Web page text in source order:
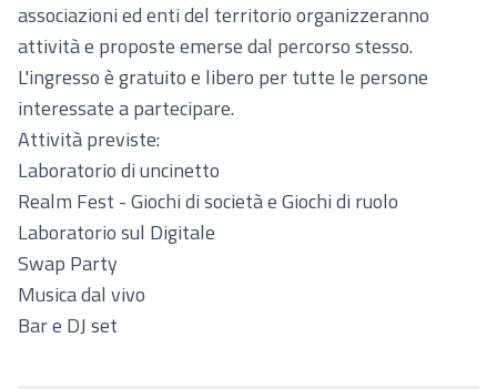
associazioni ed enti del territorio organizzeranno
attività e proposte emerse dal percorso stesso.
L'ingresso è gratuito e libero per tutte le persone
interessate a partecipare.
Attività previste:
Laboratorio di uncinetto
Realm Fest - Giochi di società e Giochi di ruolo
Laboratorio sul Digitale
Swap Party
Musica dal vivo
Bar e DJ set